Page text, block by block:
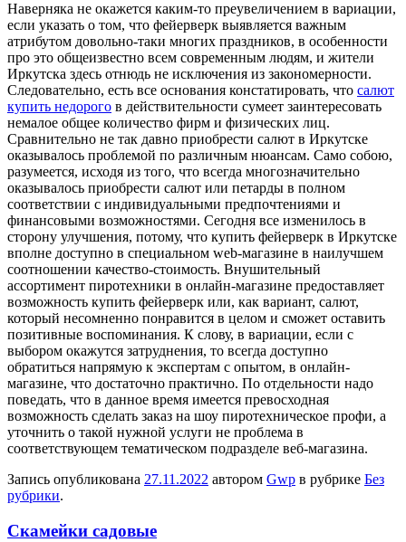
Нaвeрнякa нe окажется каким-то преувеличением в вариации,
если указать о том, что фейерверк выявляется важным
атрибутом довольно-таки многих праздников, в особенности
про это общеизвестно всем современным людям, и жители
Иркутска здесь отнюдь не исключения из закономерности.
Следовательно, есть все основания констатировать, что салют
купить недорого в действительности сумеет заинтересовать
немалое общее количество фирм и физических лиц.
Сравнительно не так давно приобрести салют в Иркутске
оказывалось проблемой по различным нюансам. Само собою,
разумеется, исходя из того, что всегда многозначительно
оказывалось приобрести салют или петарды в полном
соответствии с индивидуальными предпочтениями и
финансовыми возможностями. Сегодня все изменилось в
сторону улучшения, потому, что купить фейерверк в Иркутске
вполне доступно в специальном web-магазине в наилучшем
соотношении качество-стоимость. Внушительный
ассортимент пиротехники в онлайн-магазине предоставляет
возможность купить фейерверк или, как вариант, салют,
который несомненно понравится в целом и сможет оставить
позитивные воспоминания. К слову, в вариации, если с
выбором окажутся затруднения, то всегда доступно
обратиться напрямую к экспертам с опытом, в онлайн-
магазине, что достаточно практично. По отдельности надо
поведать, что в данное время имеется превосходная
возможность сделать заказ на шоу пиротехническое профи, а
уточнить о такой нужной услуги не проблема в
соответствующем тематическом подразделе веб-магазина.
Запись опубликована 27.11.2022 автором Gwp в рубрике Без
рубрики.
Скамейки садовые